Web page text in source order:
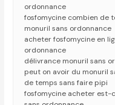
ordonnance
fosfomycine combien de
monuril sans ordonnance
acheter fosfomycine en
ordonnance
délivrance monuril sans
peut on avoir du monuril
de temps sans faire pipi
fosfomycine acheter est-